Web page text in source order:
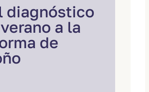
diagnóstico
a la
de